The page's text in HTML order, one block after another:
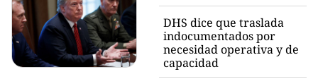
DHS dice que traslada
indocumentados por
necesidad operativa y de
capacidad